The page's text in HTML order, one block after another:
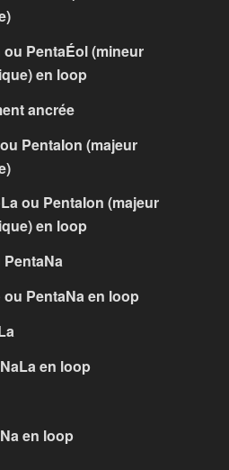
ou PentaÉol (mineur
en loop
ancrée
PentaIon (majeur
ou PentaIon (majeur
en loop
ou PentaNa en loop
en loop
en loop